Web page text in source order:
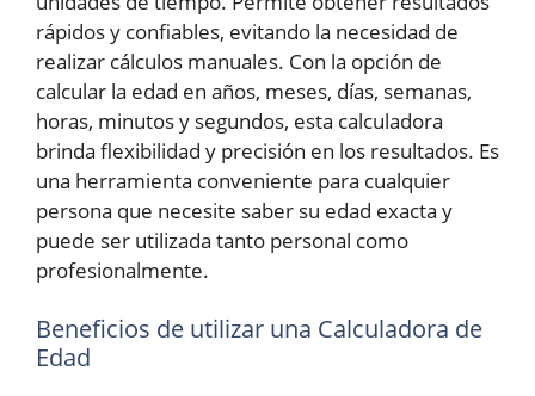
rápidos y confiables, evitando la necesidad de
realizar cálculos manuales. Con la opción de
calcular la edad en años, meses, días, semanas,
horas, minutos y segundos, esta calculadora
brinda flexibilidad y precisión en los resultados. Es
una herramienta conveniente para cualquier
persona que necesite saber su edad exacta y
puede ser utilizada tanto personal como
profesionalmente.
Beneficios de utilizar una Calculadora de
Edad